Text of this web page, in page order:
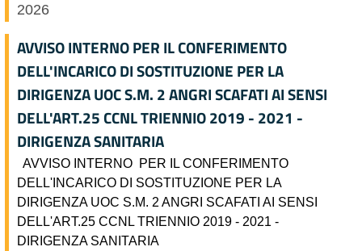
2026
AVVISO INTERNO PER IL CONFERIMENTO
DELL'INCARICO DI SOSTITUZIONE PER LA
DIRIGENZA UOC S.M. 2 ANGRI SCAFATI AI SENSI
DELL'ART.25 CCNL TRIENNIO 2019 - 2021 -
DIRIGENZA SANITARIA
AVVISO INTERNO PER IL CONFERIMENTO
DELL'INCARICO DI SOSTITUZIONE PER LA
DIRIGENZA UOC S.M. 2 ANGRI SCAFATI AI SENSI
DELL'ART.25 CCNL TRIENNIO 2019 - 2021 -
DIRIGENZA SANITARIA